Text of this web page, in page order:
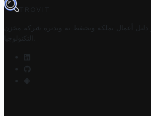
TROVIT
أعمال تملكه وتحتفظ به وتديره
شركة مخزن
التكنولوجيا